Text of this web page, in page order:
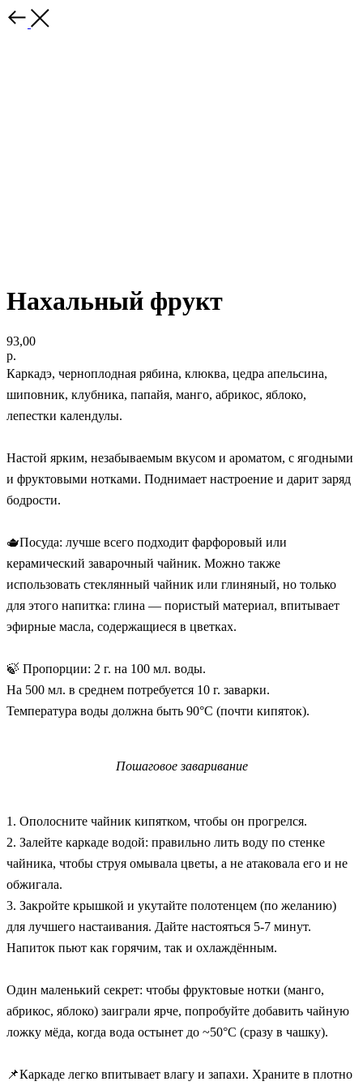
Нахальный фрукт
93,00
р.
Каркадэ, черноплодная рябина, клюква, цедра апельсина,
шиповник, клубника, папайя, манго, абрикос, яблоко,
лепестки календулы.
Настой ярким, незабываемым вкусом и ароматом, с ягодными
и фруктовыми нотками. Поднимает настроение и дарит заряд
бодрости.
🫖Посуда: лучше всего подходит фарфоровый или
керамический заварочный чайник. Можно также
использовать стеклянный чайник или глиняный, но только
для этого напитка: глина — пористый материал, впитывает
эфирные масла, содержащиеся в цветках.
🍃 Пропорции: 2 г. на 100 мл. воды.
На 500 мл. в среднем потребуется 10 г. заварки.
Температура воды должна быть 90°C (почти кипяток).
Пошаговое заваривание
1. Ополосните чайник кипятком, чтобы он прогрелся.
2. Залейте каркаде водой: правильно лить воду по стенке
чайника, чтобы струя омывала цветы, а не атаковала его и не
обжигала.
3. Закройте крышкой и укутайте полотенцем (по желанию)
для лучшего настаивания. Дайте настояться 5-7 минут.
Напиток пьют как горячим, так и охлаждённым.
Один маленький секрет: чтобы фруктовые нотки (манго,
абрикос, яблоко) заиграли ярче, попробуйте добавить чайную
ложку мёда, когда вода остынет до ~50°C (сразу в чашку).
📌Каркаде легко впитывает влагу и запахи. Храните в плотно